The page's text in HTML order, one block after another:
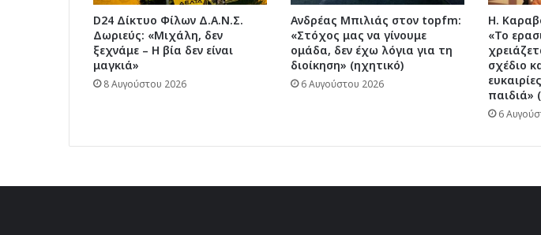
D24 Δίκτυο Φίλων Δ.Α.Ν.Σ.
Δωριεύς: «Μιχάλη, δεν
ξεχνάμε – Η βία δεν είναι
μαγκιά»
8 Αυγούστου 2026
Ανδρέας Μπιλιάς στον topfm:
«Στόχος μας να γίνουμε
ομάδα, δεν έχω λόγια για τη
διοίκηση» (ηχητικό)
6 Αυγούστου 2026
Η.
«Το
σχέδιο
παιδιά»
6